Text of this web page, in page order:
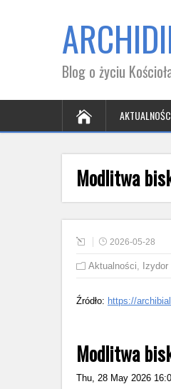
Blog o życiu
Modlitwa
2026-05-28
Aktualności, Izydor
Źródło: https://
Modlitwa
Thu, 28 May 2026